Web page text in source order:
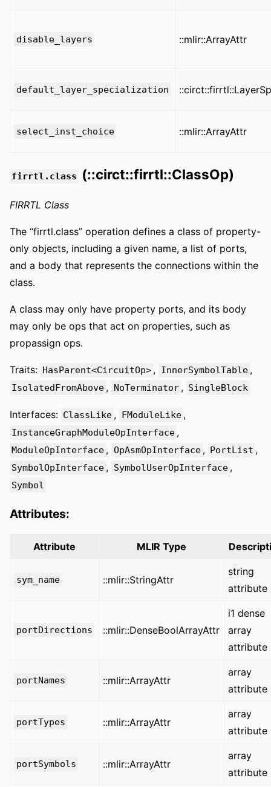
disable_layers ::mlir::ArrayAttr
default_layer_specialization
select_inst_choice ::mlir::ArrayAttr
firrtl.class (::circt::firrtl::ClassOp)
FIRRTL Class
The “firrtl.class” operation defines a class of property-
only objects, including a given name, a list of ports,
and a body that represents the connections within the
class.
A class may only have property ports, and its body
may only be ops that act on properties, such as
propassign ops.
Traits: HasParent<CircuitOp> , InnerSymbolTable ,
IsolatedFromAbove , NoTerminator , SingleBlock
Interfaces: ClassLike , FModuleLike ,
InstanceGraphModuleOpInterface ,
ModuleOpInterface , OpAsmOpInterface , PortList ,
SymbolOpInterface , SymbolUserOpInterface ,
Symbol
Attributes:
Attribute MLIR Type
sym_name ::mlir::StringAttr
string
attribute
portDirections ::mlir::DenseBoolArrayAttr
i1 dense
array
attribute
portNames ::mlir::ArrayAttr
array
attribute
portTypes ::mlir::ArrayAttr
array
attribute
portSymbols ::mlir::ArrayAttr
array
attribute